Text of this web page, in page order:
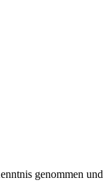
genommen und